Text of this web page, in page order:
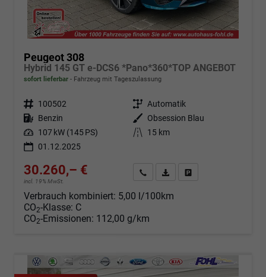
Peugeot 308
Hybrid 145 GT e-DCS6 *Pano*360*TOP ANGEBOT
sofort lieferbar Fahrzeug mit Tageszulassung
Fahrzeugnr. 100502 Getriebe Automatik
Kraftstoff Benzin Außenfarbe
Obsession Blau
Leistung 107 kW (145 PS) Kilometerstand
15 km
01.12.2025
30.260,– €
incl. 19% MwSt.
Angebot anfordern
Fahrzeugexpose (PDF)
Verbrauch kombiniert: 5,00 l/100km
CO2-Klasse: C
CO2-Emissionen: 112,00 g/km